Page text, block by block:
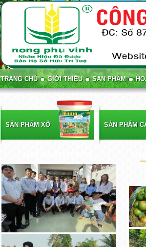
TRANG CHỦ GIỚI THIỆU SẢN PHẨM
SẢN PHẨM XÔ SẢN PHẨM